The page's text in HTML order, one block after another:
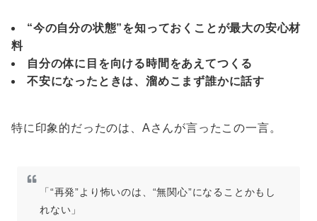
“今の自分の状態”を知っておくことが最大の安心材
料
自分の体に目を向ける時間をあえてつくる
不安になったときは、溜めこまず誰かに話す
特に印象的だったのは、Aさんが言ったこの一言。
「“再発”より怖いのは、“無関心”になることかもし
れない」